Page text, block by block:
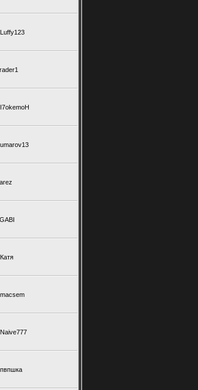
Luffy123
rader1
I7okemoH
umarov13
arez
GABI
Катя
macsem
Naive777
пвпшка